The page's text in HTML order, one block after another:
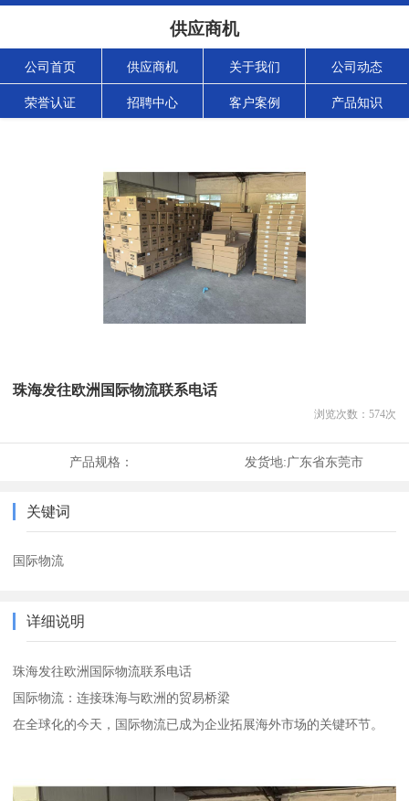
供应商机
公司首页 供应商机 关于我们 公司动态
荣誉认证 招聘中心 客户案例 产品知识
珠海发往欧洲国际物流联系电话
浏览次数： 574次
产品规格： 发货地:广东省东莞市
关键词
国际物流
详细说明
珠海发往欧洲国际物流联系电话
国际物流：连接珠海与欧洲的贸易桥梁
在全球化的今天，国际物流已成为企业拓展海外市场的关键环节。